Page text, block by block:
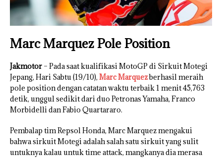
Marc Marquez Pole Position
Jakmotor – Pada saat kualifikasi MotoGP di Sirkuit Motegi
Jepang, Hari Sabtu (19/10), Marc Marquezberhasil meraih
pole position dengan catatan waktu terbaik 1 menit 45,763
detik, unggul sedikit dari duo Petronas Yamaha, Franco
Morbidelli dan Fabio Quartararo.
Pembalap tim Repsol Honda, Marc Marquez mengakui
bahwa sirkuit Motegi adalah salah satu sirkuit yang sulit
untuknya kalau untuk time attack, mangkanya dia merasa